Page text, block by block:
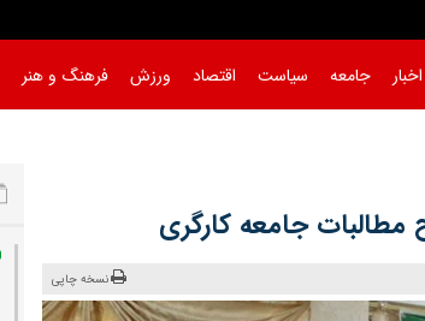
جامعه سیاست اقتصاد ورزش فرهنگ و هنر
مطالبات جامعه کارگری
نسخه چاپی